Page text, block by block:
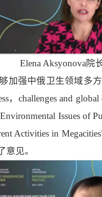
Elena Aksyonova院
强中俄卫生领域多
challenges and
Issues of
Activities in
见。